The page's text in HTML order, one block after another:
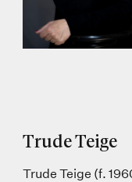
Trude Teige
Trude Teige (f.